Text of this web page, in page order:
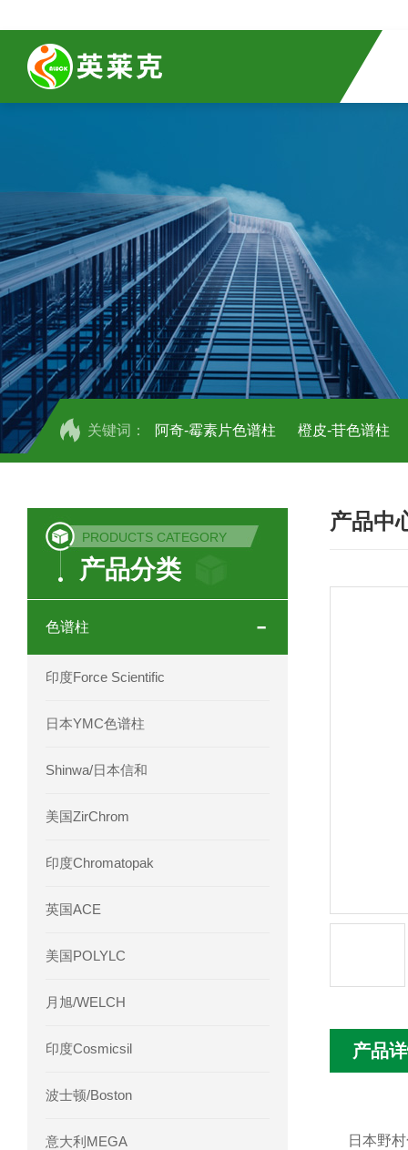
关键词： 阿奇-霉素片色谱柱 橙皮-苷色谱柱
COSMOSIL 1.8PBr五溴苯基色谱柱
菟丝子 柠檬黄色谱柱
印度Force Scientific Rubitas色谱柱
PRODUCTS CATEGORY
产品分类
色谱柱
印度Force Scientific
日本YMC色谱柱
Shinwa/日本信和
美国ZirChrom
印度Chromatopak
英国ACE
美国POLYLC
月旭/WELCH
印度Cosmicsil
波士顿/Boston
意大利MEGA
产品中
产品
日本野